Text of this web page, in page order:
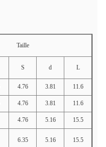
Taille
S d L
4.76 3.81 11.6
4.76 3.81
11.6
4.76 5.16
15.5
6.35 5.16 15.5